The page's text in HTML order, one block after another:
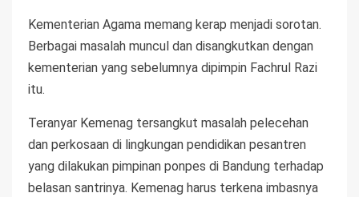
Kementerian Agama memang kerap menjadi sorotan.
Berbagai masalah muncul dan disangkutkan dengan
kementerian yang sebelumnya dipimpin Fachrul Razi
itu.
Teranyar Kemenag tersangkut masalah pelecehan
dan perkosaan di lingkungan pendidikan pesantren
yang dilakukan pimpinan ponpes di Bandung terhadap
belasan santrinya. Kemenag harus terkena imbasnya